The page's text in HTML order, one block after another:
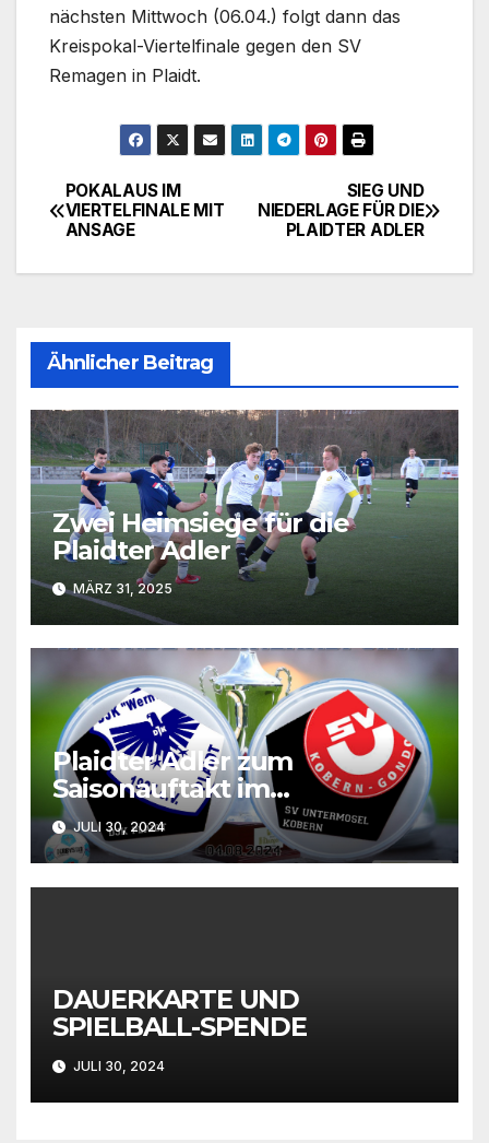
nächsten Mittwoch (06.04.) folgt dann das
Kreispokal-Viertelfinale gegen den SV
Remagen in Plaidt.
BeitragsnavigationSIEG UND
NIEDERLAGE FÜR DIE
PLAIDTER ADLER
POKALAUS IM
VIERTELFINALE MIT
ANSAGE
Ähnlicher Beitrag
Zwei Heimsiege für die
Plaidter Adler
MÄRZ 31, 2025
Plaidter Adler zum
Saisonauftakt im
Rheinlandpokal gefordert
JULI 30, 2024
DAUERKARTE UND
SPIELBALL-SPENDE
JULI 30, 2024